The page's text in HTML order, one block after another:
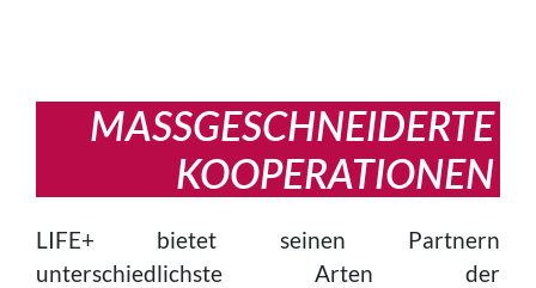
MASSGE­SCHNEIDERTE
KOOPERATIONEN
LIFE+ bietet seinen Partnern
unterschiedlichste Arten der